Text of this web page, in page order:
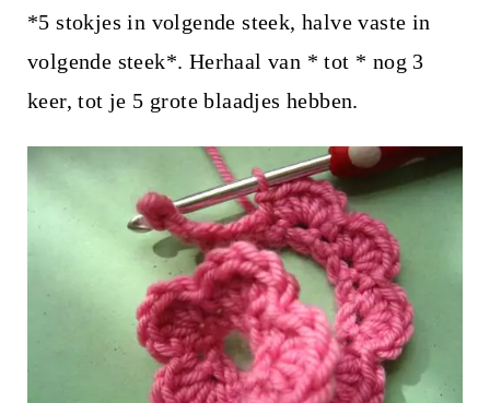
*5 stokjes in volgende steek, halve vaste in
volgende steek*. Herhaal van * tot * nog 3
keer, tot je 5 grote blaadjes hebben.